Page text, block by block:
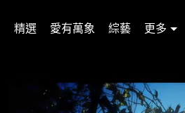
精選 愛有萬象 綜藝 更多